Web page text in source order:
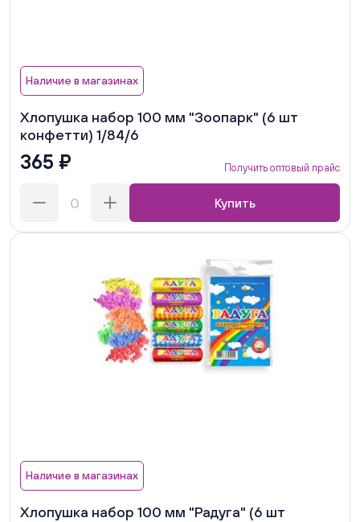
Наличие в магазинах
Хлопушка набор 100 мм "Зоопарк" (6 шт
конфетти) 1/84/6
365 ₽ Получить оптовый прайс
Купить
Наличие в магазинах
Хлопушка набор 100 мм "Радуга" (6 шт